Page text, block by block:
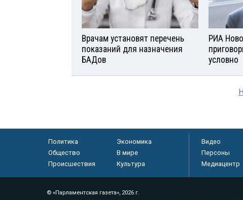
Врачам установят перечень
показаний для назначения
БАДов
РИА
условно
Политика
Экономика
Общество
В мире
Происшествия
Культура
Видео
Персоны
Медиацентр
© «Парламентская газета», 2026 г.